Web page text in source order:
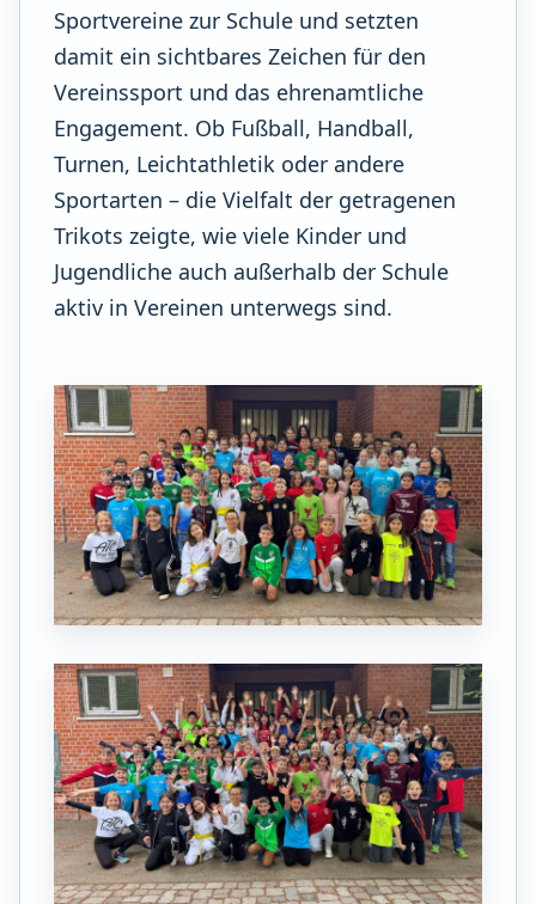
Sportvereine zur Schule und setzten
damit ein sichtbares Zeichen für den
Vereinssport und das ehrenamtliche
Engagement. Ob Fußball, Handball,
Turnen, Leichtathletik oder andere
Sportarten – die Vielfalt der getragenen
Trikots zeigte, wie viele Kinder und
Jugendliche auch außerhalb der Schule
aktiv in Vereinen unterwegs sind.